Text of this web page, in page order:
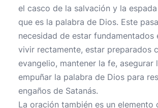
el casco de la salvación y la
que es la palabra de Dios. Este
necesidad de estar fundamentados
vivir rectamente, estar preparados
evangelio, mantener la fe, asegurar
empuñar la palabra de Dios para
engaños de Satanás.
La oración también es un elemento